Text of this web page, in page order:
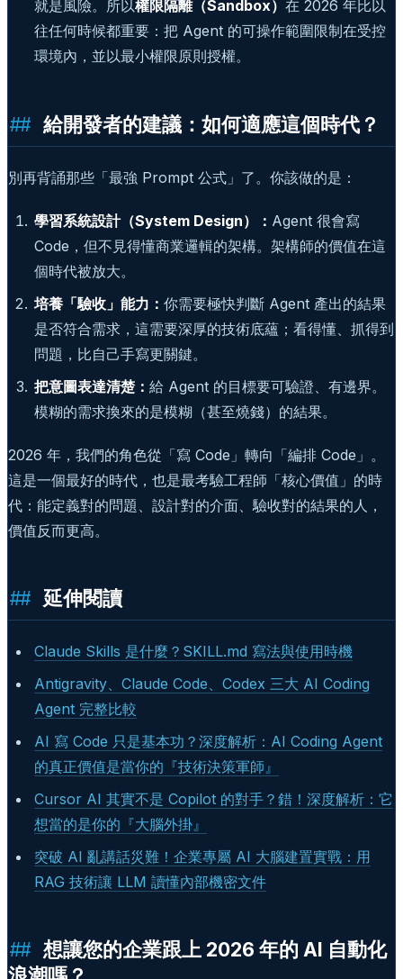
就是風險。所以權限隔離（Sandbox） 在 2026 年比以
往任何時候都重要：把 Agent 的可操作範圍限制在受控
環境內，並以最小權限原則授權。
給開發者的建議：如何適應這個時代？
別再背誦那些「最強 Prompt 公式」了。你該做的是：
學習系統設計（System Design）： Agent 很會寫
Code，但不見得懂商業邏輯的架構。架構師的價值在這
個時代被放大。
培養「驗收」能力： 你需要極快判斷 Agent 產出的結果
是否符合需求，這需要深厚的技術底蘊；看得懂、抓得到
問題，比自己手寫更關鍵。
把意圖表達清楚： 給 Agent 的目標要可驗證、有邊界。
模糊的需求換來的是模糊（甚至燒錢）的結果。
2026 年，我們的角色從「寫 Code」轉向「編排 Code」。
這是一個最好的時代，也是最考驗工程師「核心價值」的時
代：能定義對的問題、設計對的介面、驗收對的結果的人，
價值反而更高。
延伸閱讀
Claude Skills 是什麼？SKILL.md 寫法與使用時機
Antigravity、Claude Code、Codex 三大 AI Coding
Agent 完整比較
AI 寫 Code 只是基本功？深度解析：AI Coding Agent
的真正價值是當你的『技術決策軍師』
Cursor AI 其實不是 Copilot 的對手？錯！深度解析：它
想當的是你的『大腦外掛』
突破 AI 亂講話災難！企業專屬 AI 大腦建置實戰：用
RAG 技術讓 LLM 讀懂內部機密文件
想讓您的企業跟上 2026 年的 AI 自動化